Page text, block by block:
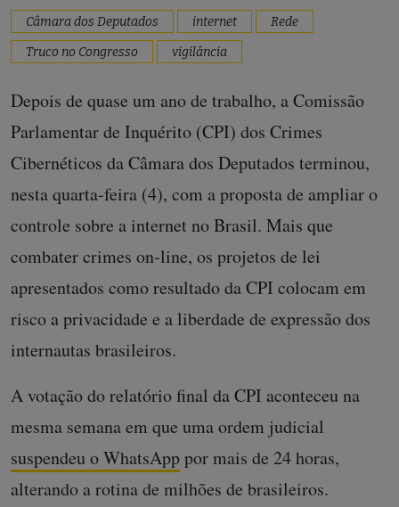
Câmara dos Deputados internet
Rede
Truco no Congresso
vigilância
Depois de quase um ano de trabalho, a Comissão
Parlamentar de Inquérito (CPI) dos Crimes
Cibernéticos da Câmara dos Deputados terminou,
nesta quarta-feira (4), com a proposta de ampliar o
controle sobre a internet no Brasil. Mais que
combater crimes on-line, os projetos de lei
apresentados como resultado da CPI colocam em
risco a privacidade e a liberdade de expressão dos
internautas brasileiros.
A votação do relatório final da CPI aconteceu na
mesma semana em que uma ordem judicial
suspendeu o WhatsApppor mais de 24 horas,
alterando a rotina de milhões de brasileiros.